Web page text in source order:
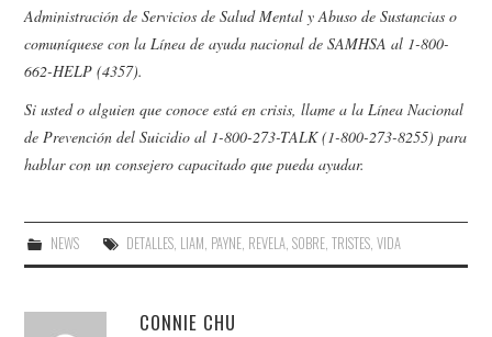
Administración de Servicios de Salud Mental y Abuso de Sustancias o
comuníquese con la Línea de ayuda nacional de SAMHSA al 1-800-
662-HELP (4357).
Si usted o alguien que conoce está en crisis, llame a la Línea Nacional
de Prevención del Suicidio al 1-800-273-TALK (1-800-273-8255) para
hablar con un consejero capacitado que pueda ayudar.
NEWS DETALLES, LIAM PAYNE, REVELA, SOBRE, TRISTES, VIDA
CONNIE CHU